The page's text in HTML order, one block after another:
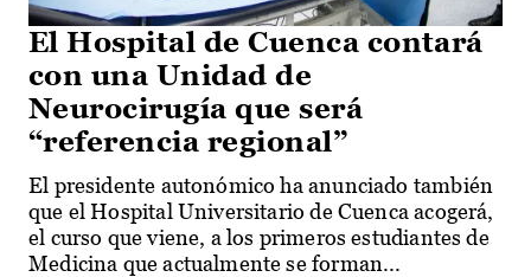
El Hospital de Cuenca contará
con una Unidad de
Neurocirugía que será
“referencia regional”
El presidente autonómico ha anunciado también
que el Hospital Universitario de Cuenca acogerá,
el curso que viene, a los primeros estudiantes de
Medicina que actualmente se forman...